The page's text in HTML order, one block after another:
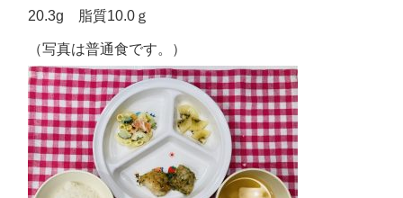
20.3g 脂質10.0ｇ
（写真は普通食です。）